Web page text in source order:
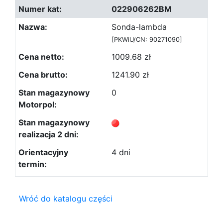
022906262BM
Sonda-lambda
[PKWiU/CN: 90271090]
1009.68 zł
1241.90 zł
0
4 dni
Wróć do katalogu części